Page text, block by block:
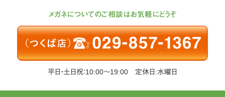
メガネについてのご相談はお気軽にどうぞ
平日・土日祝：10:00～19:00 定休日:水曜日